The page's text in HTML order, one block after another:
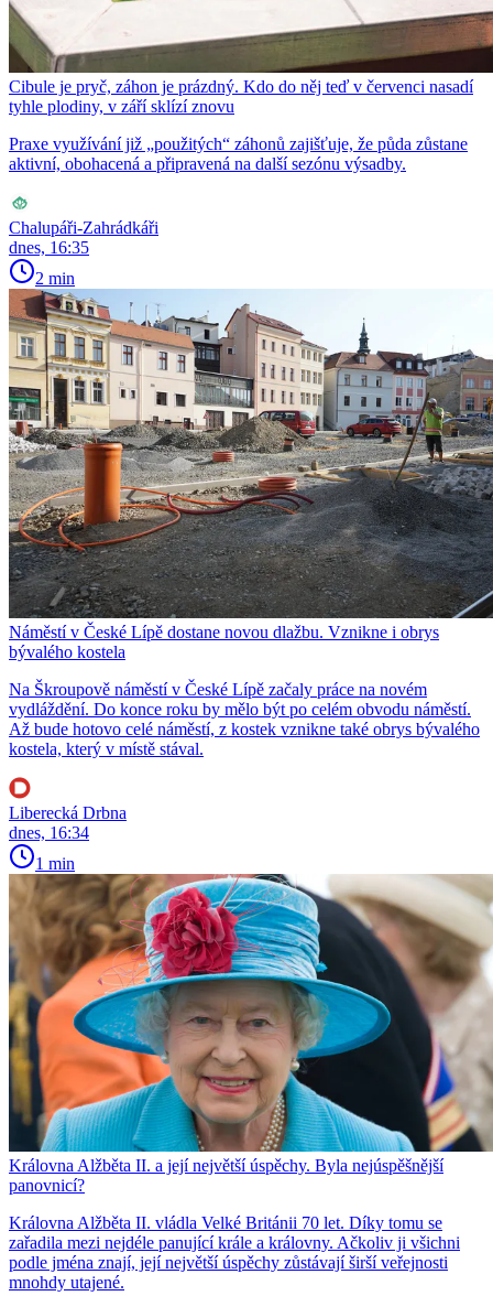
Cibule je pryč, záhon je prázdný. Kdo do něj teď v červenci nasadí
tyhle plodiny, v září sklízí znovu
Praxe využívání již „použitých“ záhonů zajišťuje, že půda zůstane
aktivní, obohacená a připravená na další sezónu výsadby.
Chalupáři-Zahrádkáři
dnes, 16:35
2 min
Náměstí v České Lípě dostane novou dlažbu. Vznikne i obrys
bývalého kostela
Na Škroupově náměstí v České Lípě začaly práce na novém
vydláždění. Do konce roku by mělo být po celém obvodu náměstí.
Až bude hotovo celé náměstí, z kostek vznikne také obrys bývalého
kostela, který v místě stával.
Liberecká Drbna
dnes, 16:34
1 min
Královna Alžběta II. a její největší úspěchy. Byla nejúspěšnější
panovnicí?
Královna Alžběta II. vládla Velké Británii 70 let. Díky tomu se
zařadila mezi nejdéle panující krále a královny. Ačkoliv ji všichni
podle jména znají, její největší úspěchy zůstávají širší veřejnosti
mnohdy utajené.